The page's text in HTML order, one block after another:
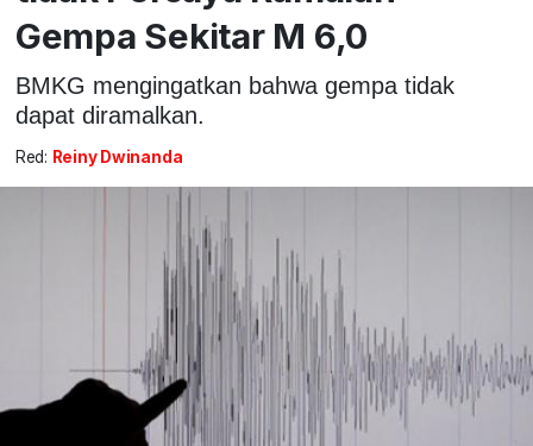
Gempa Sekitar M 6,0
BMKG mengingatkan bahwa gempa tidak
dapat diramalkan.
Red: Reiny Dwinanda